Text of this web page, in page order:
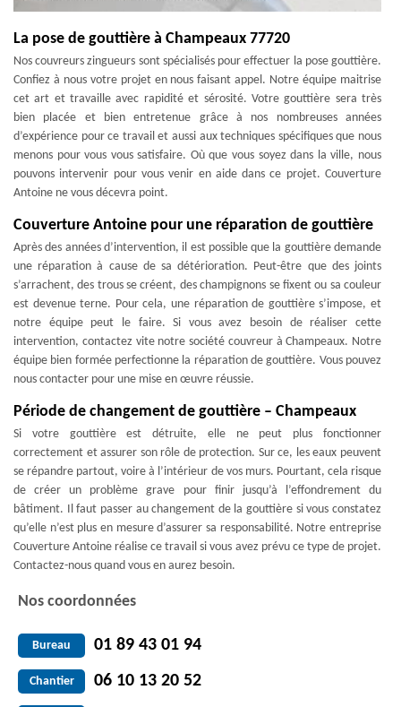
La pose de gouttière à Champeaux 77720
Nos couvreurs zingueurs sont spécialisés pour effectuer la pose gouttière.
Confiez à nous votre projet en nous faisant appel. Notre équipe maitrise
cet art et travaille avec rapidité et sérosité. Votre gouttière sera très
bien placée et bien entretenue grâce à nos nombreuses années
d’expérience pour ce travail et aussi aux techniques spécifiques que nous
menons pour vous vous satisfaire. Où que vous soyez dans la ville, nous
pouvons intervenir pour vous venir en aide dans ce projet. Couverture
Antoine ne vous décevra point.
Couverture Antoine pour une réparation de gouttière
Après des années d’intervention, il est possible que la gouttière demande
une réparation à cause de sa détérioration. Peut-être que des joints
s’arrachent, des trous se créent, des champignons se fixent ou sa couleur
est devenue terne. Pour cela, une réparation de gouttière s’impose, et
notre équipe peut le faire. Si vous avez besoin de réaliser cette
intervention, contactez vite notre société couvreur à Champeaux. Notre
équipe bien formée perfectionne la réparation de gouttière. Vous pouvez
nous contacter pour une mise en œuvre réussie.
Période de changement de gouttière – Champeaux
Si votre gouttière est détruite, elle ne peut plus fonctionner
correctement et assurer son rôle de protection. Sur ce, les eaux peuvent
se répandre partout, voire à l’intérieur de vos murs. Pourtant, cela risque
de créer un problème grave pour finir jusqu’à l’effondrement du
bâtiment. Il faut passer au changement de la gouttière si vous constatez
qu’elle n’est plus en mesure d’assurer sa responsabilité. Notre entreprise
Couverture Antoine réalise ce travail si vous avez prévu ce type de projet.
Contactez-nous quand vous en aurez besoin.
Nos coordonnées
Bureau 01 89 43 01 94
Chantier 06 10 13 20 52